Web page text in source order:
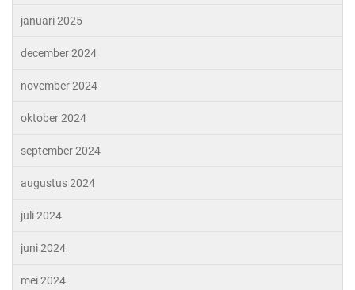
januari 2025
december 2024
november 2024
oktober 2024
september 2024
augustus 2024
juli 2024
juni 2024
mei 2024